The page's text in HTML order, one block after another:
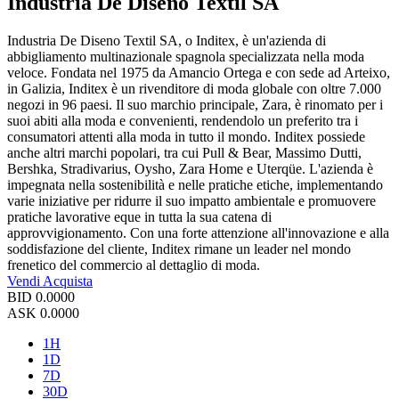
Industria De Diseno Textil SA, o Inditex, è un'azienda di
abbigliamento multinazionale spagnola specializzata nella moda
veloce. Fondata nel 1975 da Amancio Ortega e con sede ad Arteixo,
in Galizia, Inditex è un rivenditore di moda globale con oltre 7.000
negozi in 96 paesi. Il suo marchio principale, Zara, è rinomato per i
suoi abiti alla moda e convenienti, rendendolo un preferito tra i
consumatori attenti alla moda in tutto il mondo. Inditex possiede
anche altri marchi popolari, tra cui Pull & Bear, Massimo Dutti,
Bershka, Stradivarius, Oysho, Zara Home e Uterqüe. L'azienda è
impegnata nella sostenibilità e nelle pratiche etiche, implementando
varie iniziative per ridurre il suo impatto ambientale e promuovere
pratiche lavorative eque in tutta la sua catena di
approvvigionamento. Con una forte attenzione all'innovazione e alla
soddisfazione del cliente, Inditex rimane un leader nel mondo
frenetico del commercio al dettaglio di moda.
Vendi Acquista
BID 0.0000
ASK 0.0000
1H
1D
7D
30D